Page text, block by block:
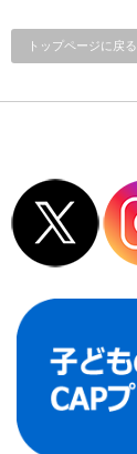
トップページに戻る